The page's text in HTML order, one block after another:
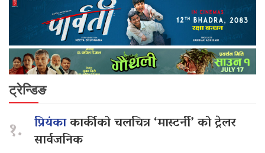
ट्रेन्डिङ
१. प्रियंकाकार्कीको चलचित्र ‘मास्टर्नी’ को ट्रेलर
सार्वजनिक